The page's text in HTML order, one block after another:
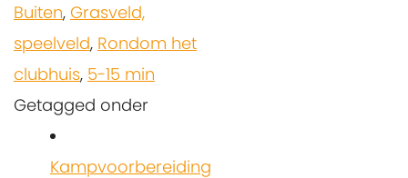
Buiten, Grasveld,
speelveld, Rondom het
clubhuis, 5-15 min
Getagged onder
Kampvoorbereiding